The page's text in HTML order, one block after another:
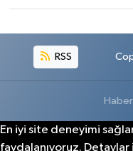
RSS
Haber
En iyi site deneyimi
faydalanıyoruz. Detaylar